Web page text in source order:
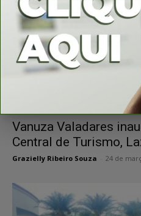
Vanuza Valadares
Central de Turismo,
Grazielly Ribeiro Souza 24 de